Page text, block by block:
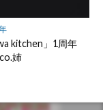
kitchen」1周年
姉